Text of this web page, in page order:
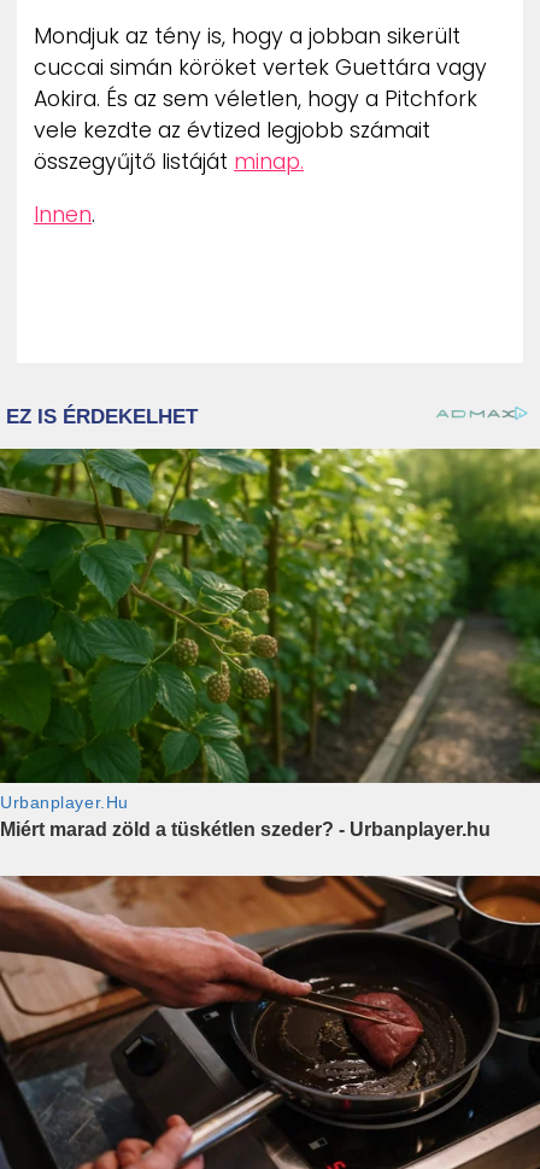
Mondjuk az tény is, hogy a jobban sikerült
cuccai simán köröket vertek Guettára vagy
Aokira. És az sem véletlen, hogy a Pitchfork
vele kezdte az évtized legjobb számait
összegyűjtő listáját minap.
Innen.